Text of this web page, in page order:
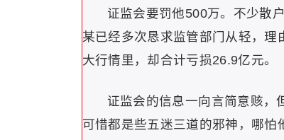
证监会要罚他500万。不少散
某已经多次恳求监管部门从轻，
大行情里，却合计亏损26.9亿元。
证监会的信息一向言简意赅，
可惜都是些五迷三道的邪神，哪